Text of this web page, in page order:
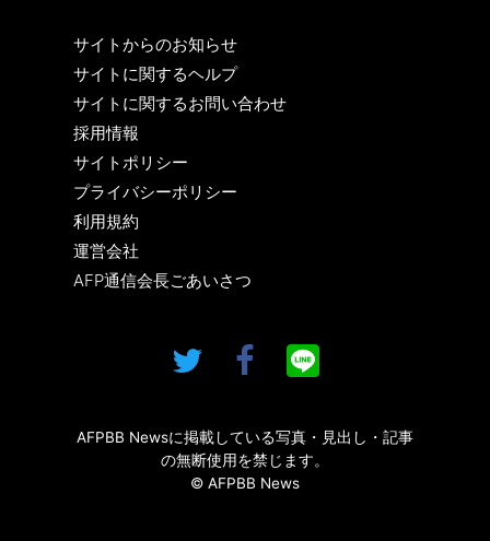
サイトからのお知らせ
サイトに関するヘルプ
サイトに関するお問い合わせ
採用情報
サイトポリシー
プライバシーポリシー
利用規約
運営会社
AFP通信会長ごあいさつ
AFPBB Newsに掲載している写真・見出し・記事
の無断使用を禁じます。
© AFPBB News